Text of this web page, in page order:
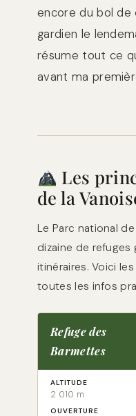
encore du bol de
gardien le
résume tout ce
avant ma
Les
de la
Le Parc national
dizaine de refuges
itinéraires. Voici
toutes les infos
Refuge des
Barmettes
ALTITUDE
2 010 m
OUVERTURE